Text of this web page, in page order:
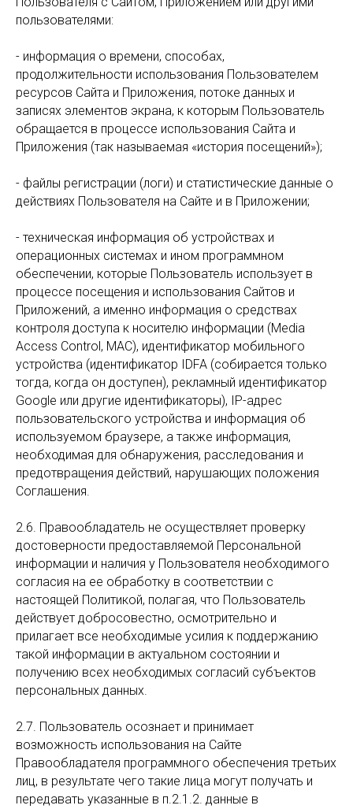
пользователями:
- информация о времени, способах,
продолжительности использования Пользователем
ресурсов Сайта и Приложения, потоке данных и
записях элементов экрана, к которым Пользователь
обращается в процессе использования Сайта и
Приложения (так называемая «история посещений»);
- файлы регистрации (логи) и статистические данные о
действиях Пользователя на Сайте и в Приложении;
- техническая информация об устройствах и
операционных системах и ином программном
обеспечении, которые Пользователь использует в
процессе посещения и использования Сайтов и
Приложений, а именно информация о средствах
контроля доступа к носителю информации (Media
Access Control, MAC), идентификатор мобильного
устройства (идентификатор IDFA (собирается только
тогда, когда он доступен), рекламный идентификатор
Google или другие идентификаторы), IP-адрес
пользовательского устройства и информация об
используемом браузере, а также информация,
необходимая для обнаружения, расследования и
предотвращения действий, нарушающих положения
Соглашения.
2.6. Правообладатель не осуществляет проверку
достоверности предоставляемой Персональной
информации и наличия у Пользователя необходимого
согласия на ее обработку в соответствии с
настоящей Политикой, полагая, что Пользователь
действует добросовестно, осмотрительно и
прилагает все необходимые усилия к поддержанию
такой информации в актуальном состоянии и
получению всех необходимых согласий субъектов
персональных данных.
2.7. Пользователь осознает и принимает
возможность использования на Сайте
Правообладателя программного обеспечения третьих
лиц, в результате чего такие лица могут получать и
передавать указанные в п.2.1.2. данные в